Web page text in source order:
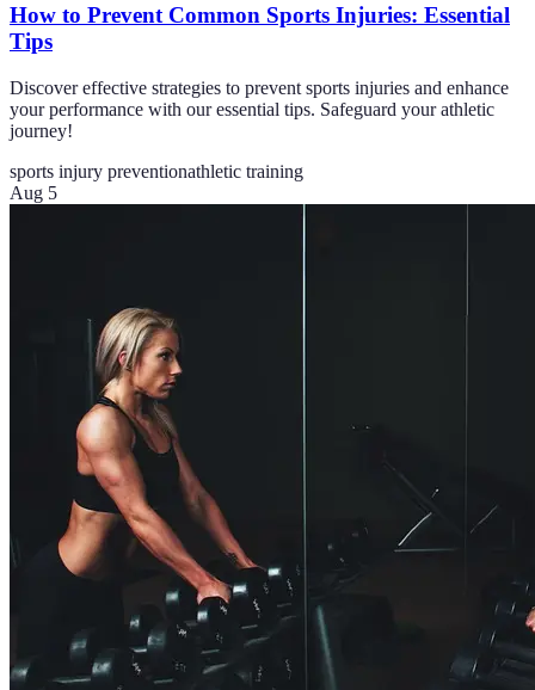
How to Prevent Common Sports Injuries: Essential
Tips
Discover effective strategies to prevent sports injuries and enhance
your performance with our essential tips. Safeguard your athletic
journey!
sports injury preventionathletic training
Aug 5